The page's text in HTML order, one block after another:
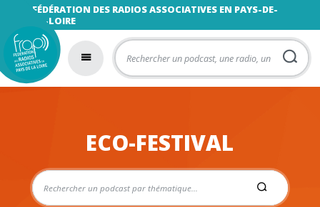
FÉDÉRATION DES RADIOS ASSOCIATIVES EN PAYS-DE-
LA-LOIRE
ECO-FESTIVAL